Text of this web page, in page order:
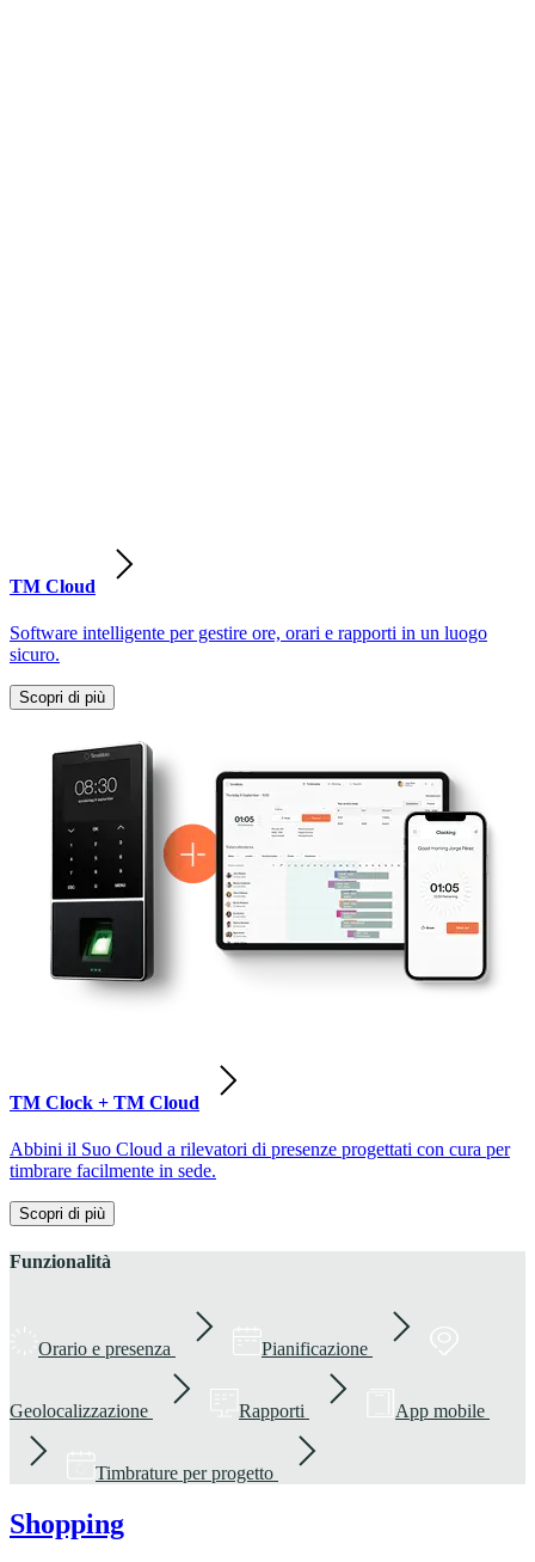
TM Cloud
Software intelligente per gestire ore, orari e rapporti in un luogo
sicuro.
Scopri di più
TM Clock + TM Cloud
Abbini il Suo Cloud a rilevatori di presenze progettati con cura per
timbrare facilmente in sede.
Scopri di più
Funzionalità
Orario e presenza Pianificazione
Geolocalizzazione Rapporti App mobile
Timbrature per progetto
Shopping